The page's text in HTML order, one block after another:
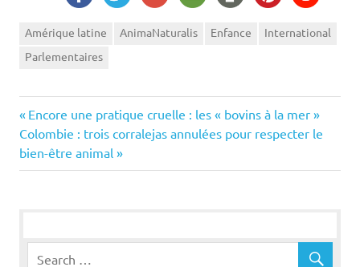
Amérique latine AnimaNaturalis Enfance
International
Parlementaires
Navigation
de
Previous
Post:
Encore une pratique cruelle : les « bovins à la mer »
Next
Post:
Colombie : trois corralejas annulées pour respecter le
bien-être animal